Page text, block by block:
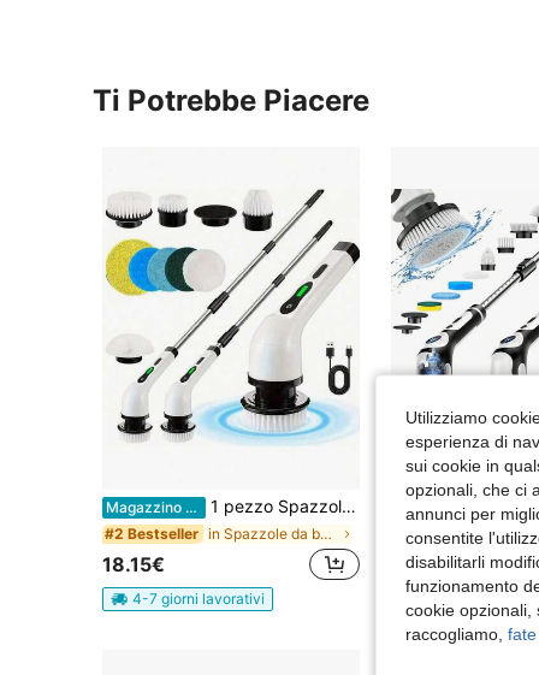
Ti Potrebbe Piacere
Magazzino EU 1 pezzo Spazzola elettrica multifunzionale con manico lungo, bastone telescopico per pulizia di casa, cucina, bagno e toilette, con 7 diverse testine adatte a vari scenari
#2 Bestseller in Spazzole da bagno
18.15€
4-7 giorni lavorativi
1 Set Spazzola Elettrica per Pulizia,
32 left
24.98€
Utilizziamo
esperienza di
sui cookie in
opzionali, che ci
annunci per
consentite
disabilitarli
funzionamento
cookie opzionali,
raccogliamo,